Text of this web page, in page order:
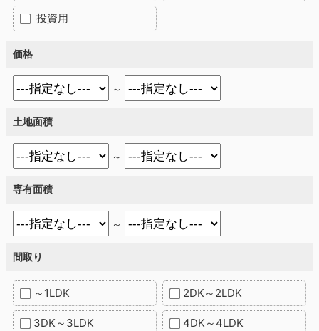
投資用
価格
～
土地面積
～
専有面積
～
間取り
～1LDK 2DK～2LDK
3DK～3LDK 4DK～4LDK